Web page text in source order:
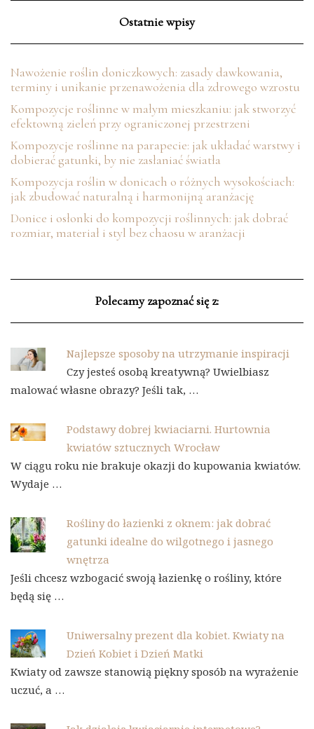
Ostatnie wpisy
Nawożenie roślin doniczkowych: zasady dawkowania,
terminy i unikanie przenawożenia dla zdrowego wzrostu
Kompozycje roślinne w małym mieszkaniu: jak stworzyć
efektowną zieleń przy ograniczonej przestrzeni
Kompozycje roślinne na parapecie: jak układać warstwy i
dobierać gatunki, by nie zasłaniać światła
Kompozycja roślin w donicach o różnych wysokościach:
jak zbudować naturalną i harmonijną aranżację
Donice i osłonki do kompozycji roślinnych: jak dobrać
rozmiar, materiał i styl bez chaosu w aranżacji
Polecamy zapoznać się z:
Najlepsze sposoby na utrzymanie inspiracji
Czy jesteś osobą kreatywną? Uwielbiasz
malować własne obrazy? Jeśli tak, …
Podstawy dobrej kwiaciarni. Hurtownia
kwiatów sztucznych Wrocław
W ciągu roku nie brakuje okazji do kupowania kwiatów.
Wydaje …
Rośliny do łazienki z oknem: jak dobrać
gatunki idealne do wilgotnego i jasnego
wnętrza
Jeśli chcesz wzbogacić swoją łazienkę o rośliny, które
będą się …
Uniwersalny prezent dla kobiet. Kwiaty na
Dzień Kobiet i Dzień Matki
Kwiaty od zawsze stanowią piękny sposób na wyrażenie
uczuć, a …